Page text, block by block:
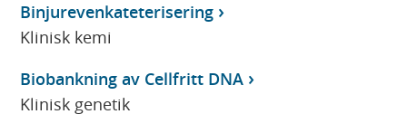
Binjurevenkateterisering
Klinisk kemi
Biobankning av Cellfritt DNA
Klinisk genetik